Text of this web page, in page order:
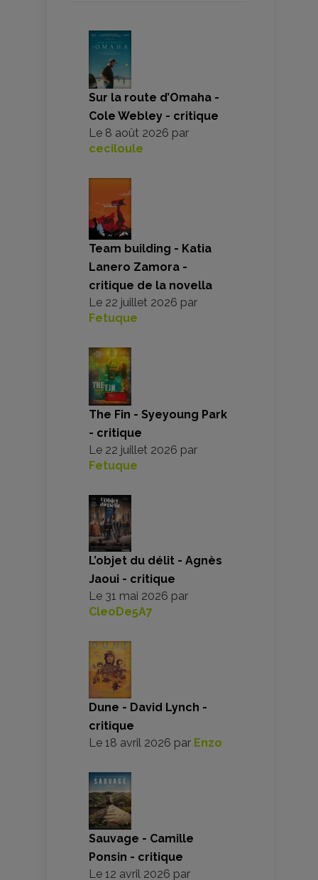
Sur la route d’Omaha -
Cole Webley - critique
Le 8 août 2026 par
ceciloule
Team building - Katia
Lanero Zamora -
critique de la novella
Le 22 juillet 2026 par
Fetuque
The Fin - Syeyoung Park
- critique
Le 22 juillet 2026 par
Fetuque
L’objet du délit - Agnès
Jaoui - critique
Le 31 mai 2026 par
CleoDe5A7
Dune - David Lynch -
critique
Le 18 avril 2026 par Enzo
Sauvage - Camille
Ponsin - critique
Le 12 avril 2026 par